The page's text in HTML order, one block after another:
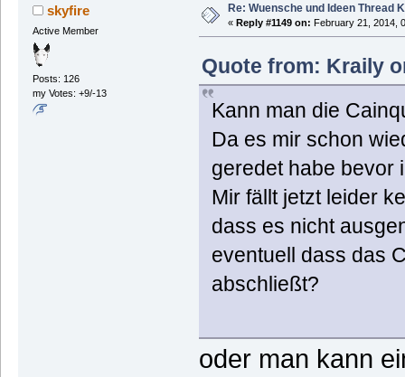
skyfire
Active Member
Posts: 126
my Votes: +9/-13
Re: Wuensche und Ideen Thread
« Reply #1149 on: February 21, 2014,
Quote from: Kraily
Kann man die
Da es mir schon
geredet habe bevor
Mir fällt jetzt leider
dass es nicht
eventuell dass das
abschließt?
oder man kann